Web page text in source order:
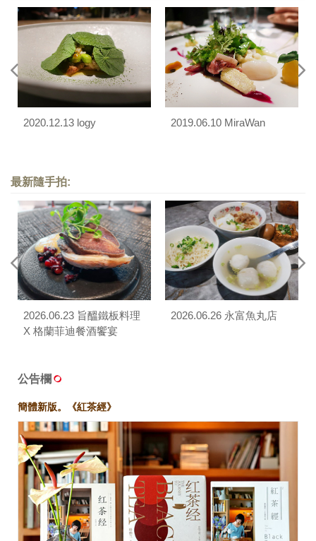
2020.12.13 logy 2019.06.10 MiraWan
最新隨手拍:
2026.06.23 旨醞鐵板料理
X 格蘭菲迪餐酒饗宴
2026.06.26 永富魚丸店
公告欄
簡體新版。《紅茶經》